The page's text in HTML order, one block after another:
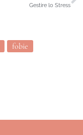
Gestire lo Stress
fobie